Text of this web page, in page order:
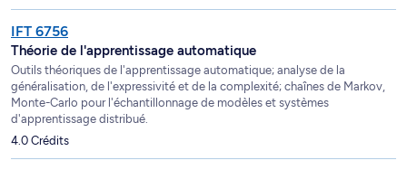
IFT 6756
Théorie de l'apprentissage automatique
Outils théoriques de l'apprentissage automatique; analyse de la
généralisation, de l'expressivité et de la complexité; chaînes de Markov,
Monte-Carlo pour l'échantillonnage de modèles et systèmes
d'apprentissage distribué.
4.0 Crédits